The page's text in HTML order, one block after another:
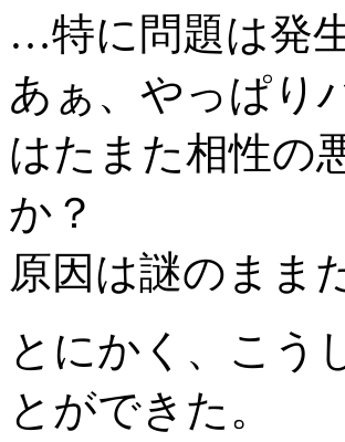
…特に問題は発
あぁ、やっぱり
はたまた相性の
か？
原因は謎のまま
とにかく、こう
とができた。